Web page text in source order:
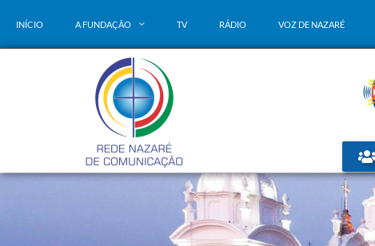
INÍCIO A FUNDAÇÃO TV RÁDIO VOZ DE NAZARÉ